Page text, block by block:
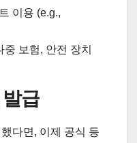
이용 (e.g.,
보험, 안전 장치
급
다면, 이제 공식 등